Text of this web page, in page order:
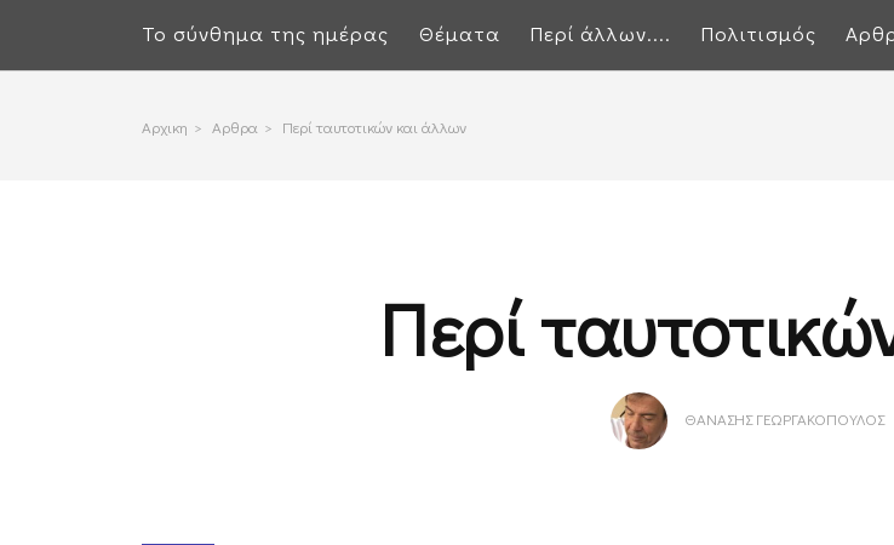
Το σύνθημα της ημέρας
Θέματα Περί άλλων.... Πολιτισμός
Αρχικη > Αρθρα > Περί ταυτοτικών και άλλων
Περί
ΘΑΝΆΣΗΣ ΓΕΩΡΓΑΚΌΠΟΥΛΟΣ